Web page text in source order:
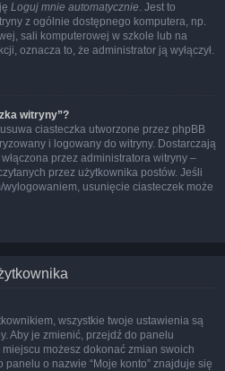
Loguj mnie automatycznie. Jest to
z ogólnie dostępnego komputera, np.
sali komputerowej w szkole lub na
oznacza to, że administrator ją wyłączył.
witryny”?
ciasteczka utworzone przez phpBB
i logowany do witryny. Dostarczają
przez administratora witryny –
przez użytkownika postów. Jeśli
usunięcie ciasteczek może
wszystkie twoje ustawienia są
Aby je zmienić, przejdź do panelu
możesz dokonać zmian swoich
o nazwie “Moje konto” znajduje się